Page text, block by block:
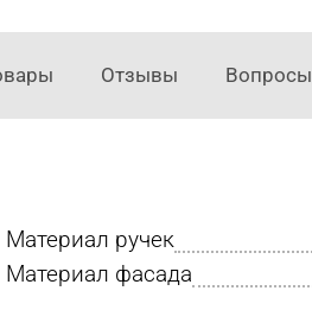
Отзывы Вопросы
Материал ручек
Материал фасада